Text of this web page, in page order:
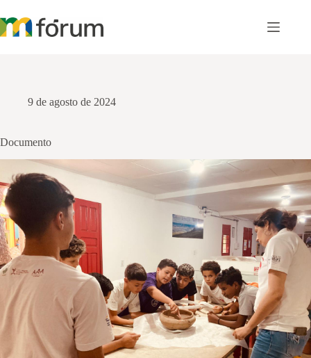
para
o
9 de agosto de 2024
Documento